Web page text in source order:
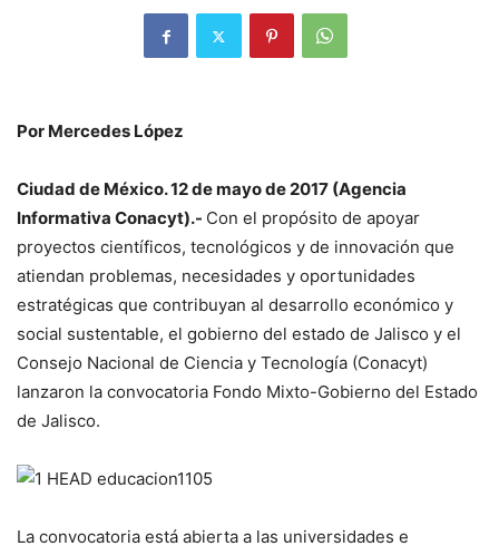
Por Mercedes López
Ciudad de México. 12 de mayo de 2017 (Agencia
Informativa Conacyt).- Con el propósito de apoyar
proyectos científicos, tecnológicos y de innovación que
atiendan problemas, necesidades y oportunidades
estratégicas que contribuyan al desarrollo económico y
social sustentable, el gobierno del estado de Jalisco y el
Consejo Nacional de Ciencia y Tecnología (Conacyt)
lanzaron la convocatoria Fondo Mixto-Gobierno del Estado
de Jalisco.
La convocatoria está abierta a las universidades e